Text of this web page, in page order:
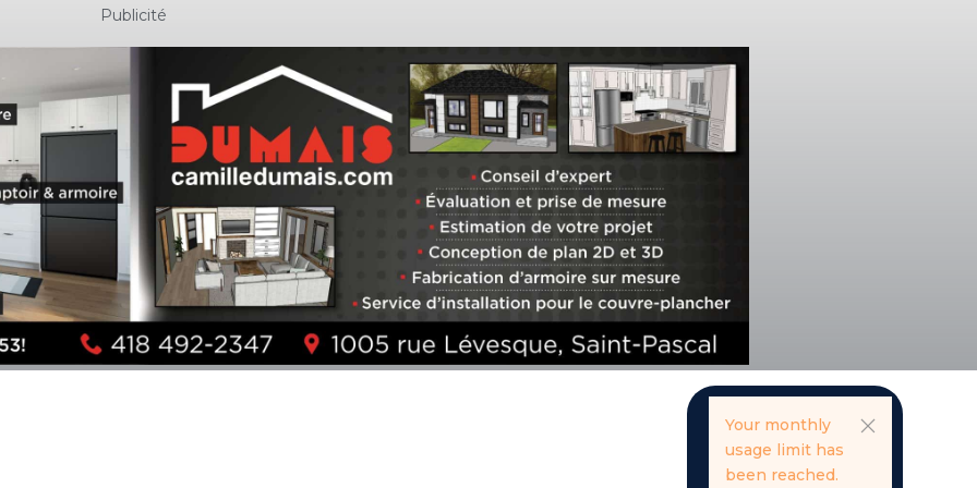
Publicité
Your monthly
usage limit has
been reached.